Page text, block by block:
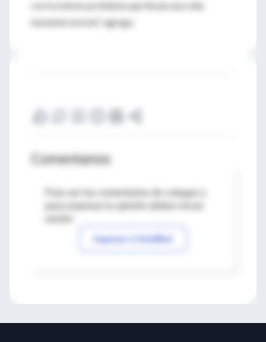
con tu mismo problema que llevan una vida
bastante normal", agrega.
Comentarios
Para ver los comentarios de colegas o
Ingresar a IntraMed